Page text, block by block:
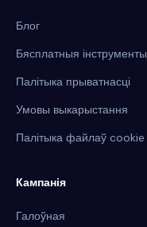
Блог
Бясплатныя інструменты
Палітыка прыватнасці
Умовы выкарыстання
Палітыка файлаў cookie
Кампанія
Галоўная